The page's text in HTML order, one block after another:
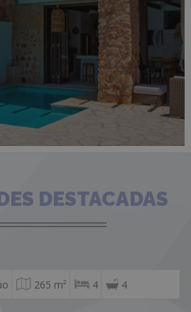
DESTACADAS
265 m² 4 4